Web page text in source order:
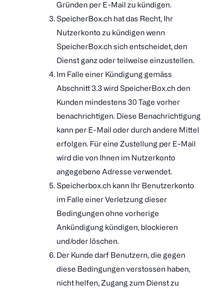
Gründen per E-Mail zu kündigen.
SpeicherBox.ch hat das Recht, Ihr
Nutzerkonto zu kündigen wenn
SpeicherBox.ch sich entscheidet, den
Dienst ganz oder teilweise einzustellen.
Im Falle einer Kündigung gemäss
Abschnitt 3.3 wird SpeicherBox.ch den
Kunden mindestens 30 Tage vorher
benachrichtigen. Diese Benachrichtigung
kann per E-Mail oder durch andere Mittel
erfolgen. Für eine Zustellung per E-Mail
wird die von Ihnen im Nutzerkonto
angegebene Adresse verwendet.
Speicherbox.ch kann Ihr Benutzerkonto
im Falle einer Verletzung dieser
Bedingungen ohne vorherige
Ankündigung kündigen, blockieren
und/oder löschen.
Der Kunde darf Benutzern, die gegen
diese Bedingungen verstossen haben,
nicht helfen, Zugang zum Dienst zu